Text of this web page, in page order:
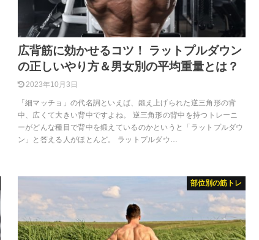
広背筋に効かせるコツ！ ラットプルダウン
の正しいやり方＆男女別の平均重量とは？
2023年10月3日
「細マッチョ」の代名詞といえば、鍛え上げられた逆三角形の背
中、広くて大きい背中ですよね。 逆三角形の背中を持つトレーニ
ーがどんな種目で背中を鍛えているのかというと「ラットプルダウ
ン」と答える人がほとんど。 ラットプルダウ…
部位別の筋トレ